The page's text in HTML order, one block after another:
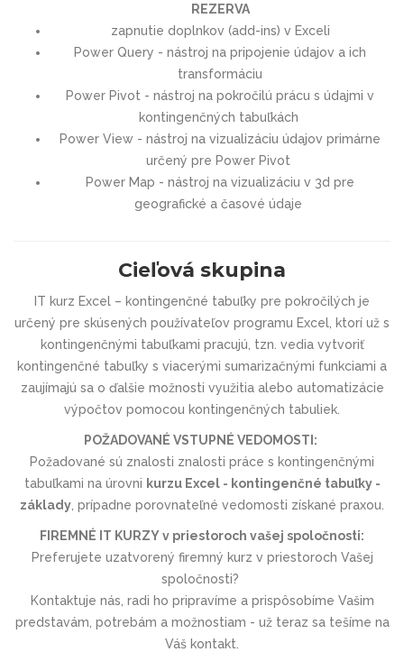
REZERVA
zapnutie doplnkov (add-ins) v Exceli
Power Query - nástroj na pripojenie údajov a ich
transformáciu
Power Pivot - nástroj na pokročilú prácu s údajmi v
kontingenčných tabuľkách
Power View - nástroj na vizualizáciu údajov primárne
určený pre Power Pivot
Power Map - nástroj na vizualizáciu v 3d pre
geografické a časové údaje
Cieľová skupina
IT kurz Excel – kontingenčné tabuľky pre pokročilých je
určený pre skúsených používateľov programu Excel, ktorí už s
kontingenčnými tabuľkami pracujú tzn. vedia vytvoriť
kontingenčné tabuľky s viacerými sumarizačnými funkciami a
zaujímajú sa o ďalšie možnosti využitia alebo automatizácie
výpočtov pomocou kontingenčných tabuliek.
POŽADOVANÉ VSTUPNÉ VEDOMOSTI:
Požadované sú znalosti znalosti práce s kontingenčnými
tabuľkami na úrovni kurzu Excel - kontingenčné tabuľky -
základy , prípadne porovnateľné vedomosti získané praxou.
FIREMNÉ IT KURZYv priestoroch vašej spoločnosti:
Preferujete uzatvorený firemný kurz v priestoroch Vašej
spoločnosti?
Kontaktuje nás, radi ho pripravíme a prispôsobíme Vašim
predstavám, potrebám a možnostiam - už teraz sa tešíme na
Váš kontakt.